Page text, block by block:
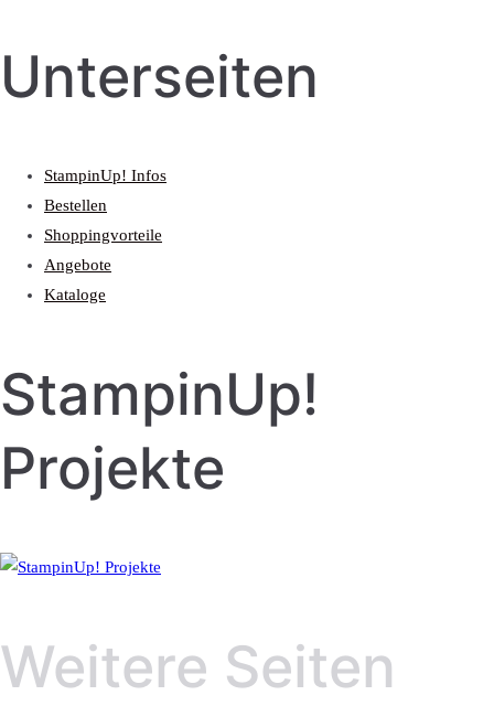
Unterseiten
StampinUp! Infos
Bestellen
Shoppingvorteile
Angebote
Kataloge
StampinUp!
Projekte
Weitere Seiten